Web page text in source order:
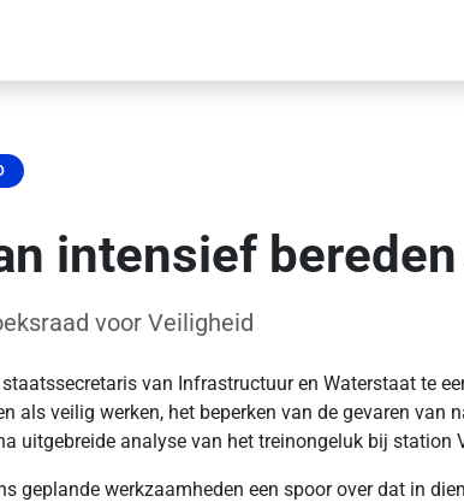
intensief
voor Veiligheid
van Infrastructuur en Waterstaat te
als veilig werken, het beperken van de gevaren
uitgebreide analyse van het treinongeluk bij
geplande werkzaamheden een spoor over dat in